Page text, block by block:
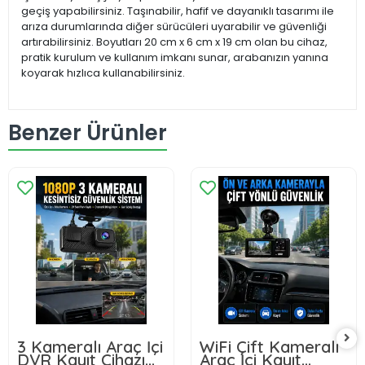
geçiş yapabilirsiniz. Taşınabilir, hafif ve dayanıklı tasarımı ile
arıza durumlarında diğer sürücüleri uyarabilir ve güvenliği
artırabilirsiniz. Boyutları 20 cm x 6 cm x 19 cm olan bu cihaz,
pratik kurulum ve kullanım imkanı sunar, arabanızın yanına
koyarak hızlıca kullanabilirsiniz.
Benzer Ürünler
3 Kameralı Araç İçi
DVR Kayıt Cihazı
WiFi Çift Kameralı
Araç İçi Kayıt